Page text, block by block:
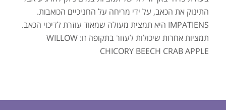
התינוק את הכאב, על ידי מריחה על החניכיים הכואבות.
IMPATIENS היא תמצית מעולה שמאוד עוזרת לדיכוי הכאב.
תמציות אחרות שיכולות לעזור בתקופה זו: WILLOW
CHICORY BEECH CRAB APPLE